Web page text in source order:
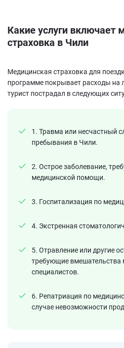
Какие услуги включает
страховка в Чили
Медицинская страховка для
программе покрывает расходы на
турист пострадал в следующих
1. Травма или несчастный
пребывания в Чили.
2. Острое заболевание,
медицинской помощи.
3. Госпитализация по
4. Экстренная
5. Отравление или другие
требующие вмешательства
специалистов.
6. Репатриация по
случае невозможности